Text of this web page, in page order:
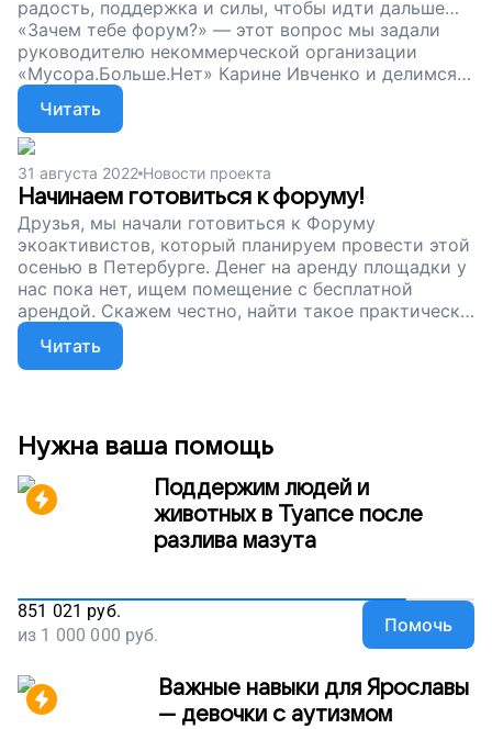
радость, поддержка и силы, чтобы идти дальше…
«Зачем тебе форум?» — этот вопрос мы задали
руководителю некоммерческой организации
«Мусора.Больше.Нет» Карине Ивченко и делимся
ее ответами. Друзья, уже в конце ноября
состоится наш Межрегиональный форум
эковолонтерских организаций и движений. И наш
сбор на его проведение продолжается. Давайте
вместе подарим планете чистое будущее!
Читать
31 августа 2022 Новости проекта
Начинаем готовиться к форуму!
Друзья, мы начали готовиться к Форуму
экоактивистов, который планируем провести этой
осенью в Петербурге. Денег на аренду площадки у
нас пока нет, ищем помещение с бесплатной
арендой. Скажем честно, найти такое практически
невозможно, ведь площадка должна уместить
целых 150 человек! Анализируем, планируем,
обсуждаем программу события. Впереди самое
Помогите нам провести форум. Объединившись,
мы подарим планете чистое будущее!
Читать
Нужна ваша помощь
Поддержим людей и
животных в Туапсе после
разлива мазута
851 021 руб.
из 1 000 000 руб. Помочь
Важные навыки для Ярославы
— девочки с аутизмом